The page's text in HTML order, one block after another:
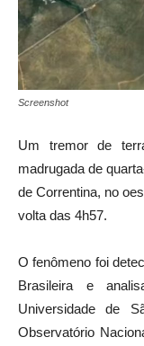
Screenshot
Um tremor de
madrugada de
deCorrentina, no
volta das 4h57.
O fenômeno foi
Brasileira e
Universidade de
Observatório